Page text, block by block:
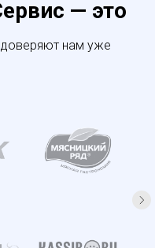
— это
доверяют нам уже